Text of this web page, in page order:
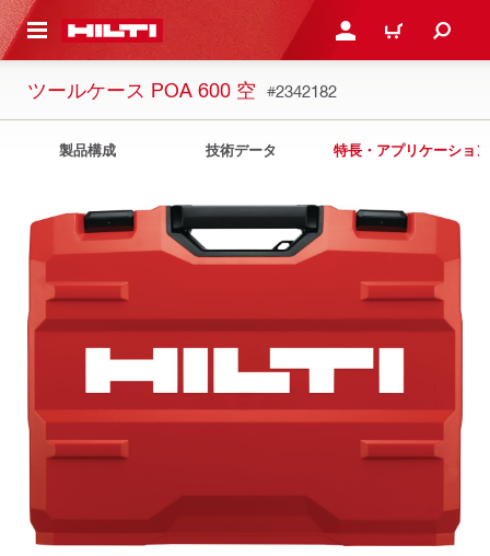
内容を表示 ログイン・新規オンライ
カート
ツールケース POA 600 空 #2342182
製品構成 技術データ 特長・アプリケーション